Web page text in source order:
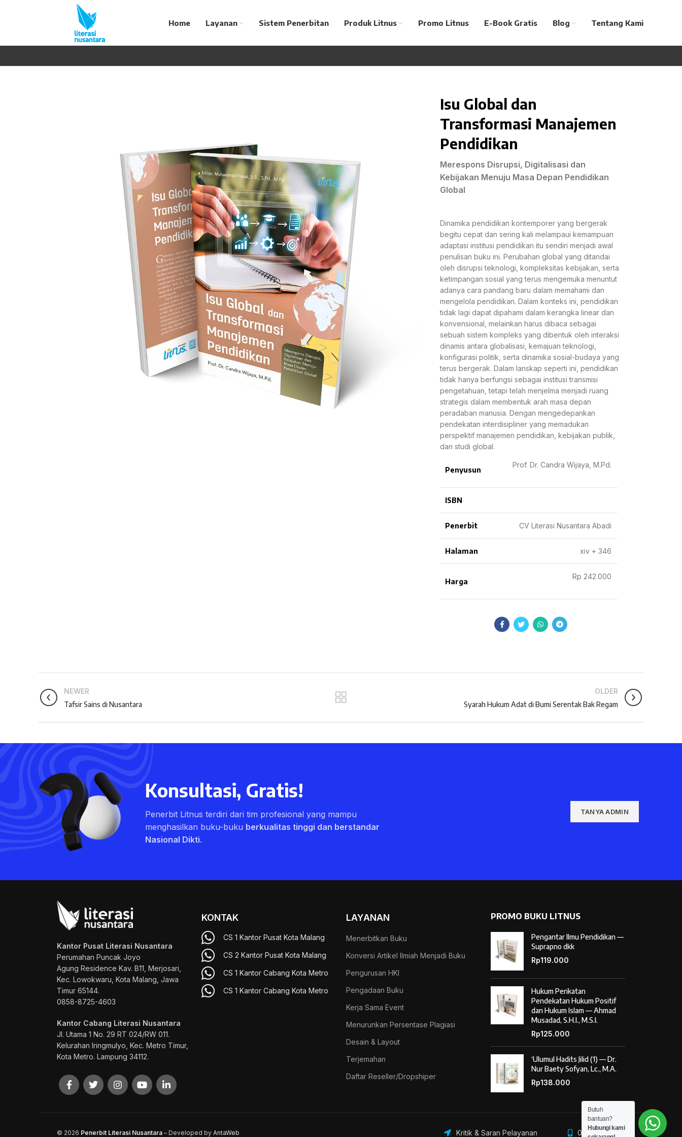
Home Layanan Sistem Penerbitan Produk Litnus Promo Litnus E-Book Gratis Blog Tentang Kami
Isu Global dan
Transformasi Manajemen
Pendidikan
Merespons Disrupsi, Digitalisasi dan
Kebijakan Menuju Masa Depan Pendidikan
Global
Dinamika pendidikan kontemporer yang bergerak
begitu cepat dan sering kali melampaui kemampuan
adaptasi institusi pendidikan itu sendiri menjadi awal
penulisan buku ini. Perubahan global yang ditandai
oleh disrupsi teknologi, kompleksitas kebijakan, serta
ketimpangan sosial yang terus mengemuka menuntut
adanya cara pandang baru dalam memahami dan
mengelola pendidikan. Dalam konteks ini, pendidikan
tidak lagi dapat dipahami dalam kerangka linear dan
konvensional, melainkan harus dibaca sebagai
sebuah sistem kompleks yang dibentuk oleh interaksi
dinamis antara globalisasi, kemajuan teknologi,
konfigurasi politik, serta dinamika sosial-budaya yang
terus bergerak. Dalam lanskap seperti ini, pendidikan
tidak hanya berfungsi sebagai institusi transmisi
pengetahuan, tetapi telah menjelma menjadi ruang
strategis dalam membentuk arah masa depan
peradaban manusia. Dengan mengedepankan
pendekatan interdisipliner yang memadukan
perspektif manajemen pendidikan, kebijakan publik,
dan studi global.
Penyusun
Prof. Dr. Candra Wijaya, M.Pd.
ISBN
Penerbit CV Literasi Nusantara Abadi
Halaman xiv + 346
Harga
Rp 242.000
NEWER
Tafsir Sains di Nusantara
OLDER
Syarah Hukum Adat di Bumi Serentak Bak Regam
Konsultasi, Gratis!
Penerbit Litnus terdiri dari tim profesional yang mampu
menghasilkan buku-buku berkualitas tinggi dan berstandar
Nasional Dikti.
TANYA ADMIN
Kantor Pusat Literasi Nusantara
Perumahan Puncak Joyo
Agung Residence Kav. B11, Merjosari,
Kec. Lowokwaru, Kota Malang, Jawa
Timur 65144.
0858-8725-4603
Kantor Cabang Literasi Nusantara
Jl. Utama 1 No. 29 RT 024/RW 011.
Kelurahan Iringmulyo, Kec. Metro Timur,
Kota Metro. Lampung 34112.
KONTAK
CS 1 Kantor Pusat Kota Malang
CS 2 Kantor Pusat Kota Malang
CS 1 Kantor Cabang Kota Metro
CS 1 Kantor Cabang Kota Metro
LAYANAN
Menerbitkan Buku
Konversi Artikel Ilmiah Menjadi Buku
Pengurusan HKI
Pengadaan Buku
Kerja Sama Event
Menurunkan Persentase Plagiasi
Desain & Layout
Terjemahan
Daftar Reseller/Dropshiper
PROMO BUKU LITNUS
Pengantar Ilmu Pendidikan —
Suprapno dkk
Rp119.000
Hukum Perikatan
Pendekatan Hukum Positif
dan Hukum Islam — Ahmad
Musadad, S.H.I., M.S.I.
Rp125.000
‘Ulumul Hadits Jilid (1) — Dr.
Nur Baety Sofyan, Lc., M.A.
Rp138.000
© 2026 Penerbit Literasi Nusantara – Developed by AntaWeb Kritik & Saran Pelayanan 085887254603
Butuh
bantuan?
Hubungi kami